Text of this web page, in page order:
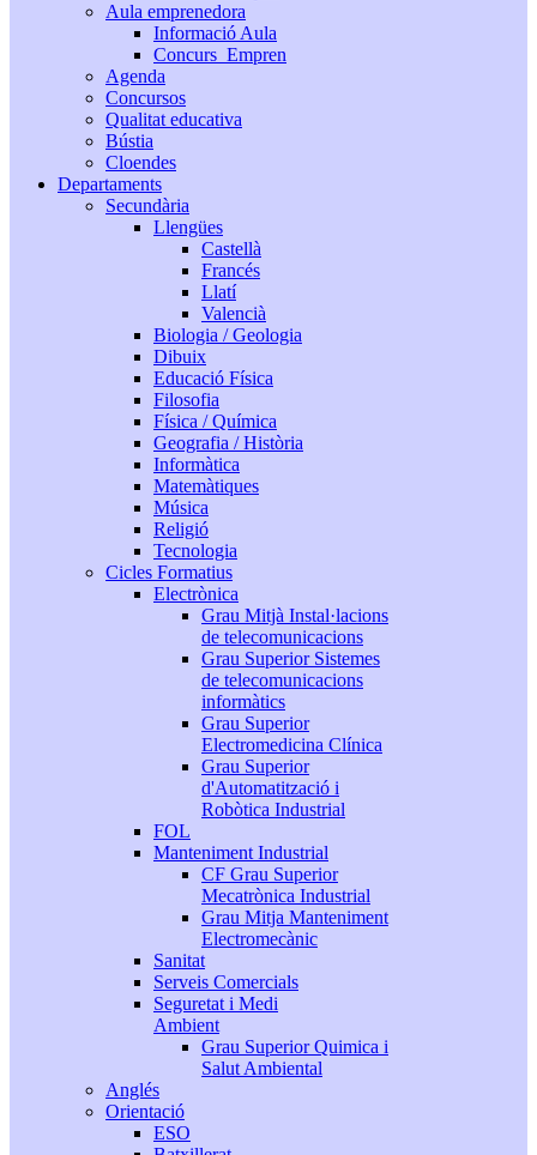
Aula emprenedora
Informació Aula
Concurs_Empren
Agenda
Concursos
Qualitat educativa
Bústia
Cloendes
Departaments
Secundària
Llengües
Castellà
Francés
Llatí
Valencià
Biologia / Geologia
Dibuix
Educació Física
Filosofia
Física / Química
Geografia / Història
Informàtica
Matemàtiques
Música
Religió
Tecnologia
Cicles Formatius
Electrònica
Grau Mitjà Instal·lacions
de telecomunicacions
Grau Superior Sistemes
de telecomunicacions
informàtics
Grau Superior
Electromedicina Clínica
Grau Superior
d'Automatització i
Robòtica Industrial
FOL
Manteniment Industrial
CF Grau Superior
Mecatrònica Industrial
Grau Mitja Manteniment
Electromecànic
Sanitat
Serveis Comercials
Seguretat i Medi
Ambient
Grau Superior Quimica i
Salut Ambiental
Anglés
Orientació
ESO